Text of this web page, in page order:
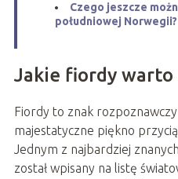
Czego jeszcze
południowej Norwegii?
Jakie fiordy warto
Fiordy to znak
majestatyczne piękno
Jednym z najbardziej
został wpisany na listę